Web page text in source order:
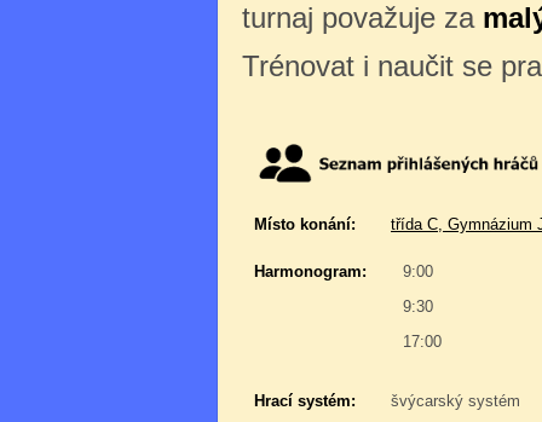
turnaj považuje za
Trénovat i naučit se
Místo konání: třída C, Gymnázium
Harmonogram:
9:00
9:30
17:00
Hrací systém:
švýcarský systém